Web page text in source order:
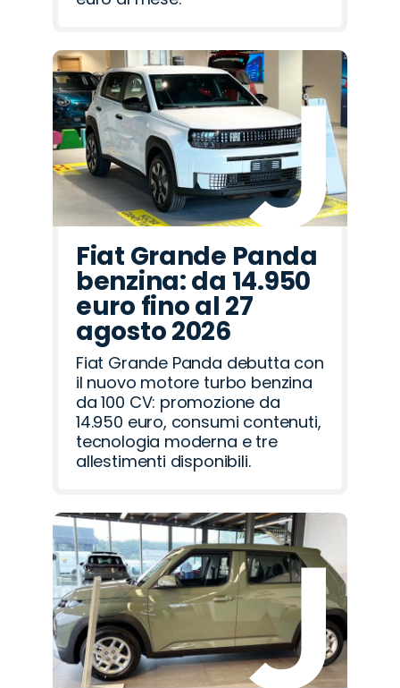
Fiat Grande Panda
benzina: da 14.950
euro fino al 27
agosto 2026
Fiat Grande Panda debutta con
il nuovo motore turbo benzina
da 100 CV: promozione da
14.950 euro, consumi contenuti,
tecnologia moderna e tre
allestimenti disponibili.